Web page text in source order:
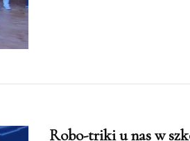
Robo-triki u nas w